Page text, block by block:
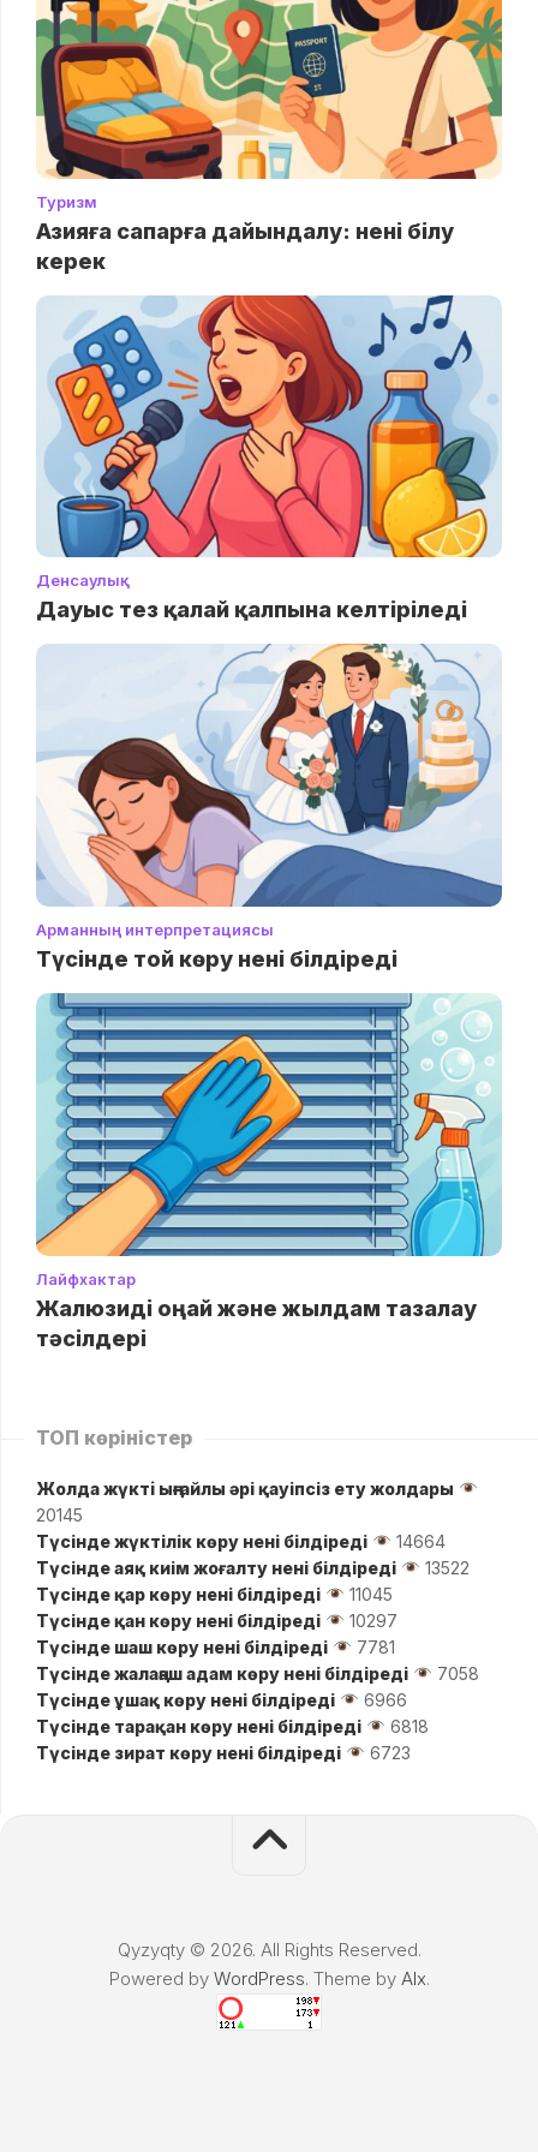
Туризм
Азияға сапарға дайындалу: нені білу
керек
Денсаулық
Дауыс тез қалай қалпына келтіріледі
Арманның интерпретациясы
Түсінде той көру нені білдіреді
Лайфхактар
Жалюзиді оңай және жылдам тазалау
тәсілдері
ТОП көріністер
Жолда жүктi ыңғайлы әрі қауіпсіз ету жолдары
20145
Түсінде жүктілік көру нені білдіреді
14664
Түсінде аяқ киім жоғалту нені білдіреді
13522
Түсінде қар көру нені білдіреді
11045
Түсінде қан көру нені білдіреді
10297
Түсінде шаш көру нені білдіреді
7781
Түсінде жалаңаш адам көру нені білдіреді
7058
Түсінде ұшақ көру нені білдіреді
6966
Түсінде тарақан көру нені білдіреді
6818
Түсінде зират көру нені білдіреді
6723
Qyzyqty © 2026. All Rights Reserved.
Powered by WordPress. Theme by Alx.